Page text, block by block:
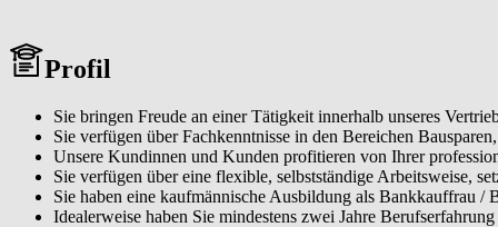
Profil
Sie bringen Freude an einer Tätigkeit innerhalb unseres
Sie verfügen über Fachkenntnisse in den Bereichen
Unsere Kundinnen und Kunden profitieren von Ihrer
Sie verfügen über eine flexible, selbstständige Arbeitsweise,
Sie haben eine kaufmännische Ausbildung als Bankkauffrau /
Idealerweise haben Sie mindestens zwei Jahre